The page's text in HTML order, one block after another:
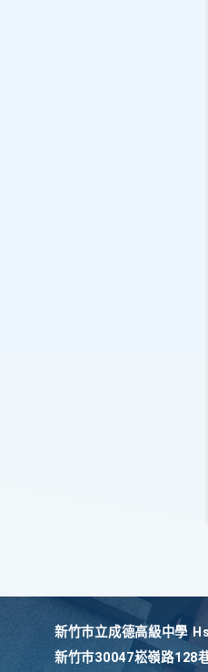
新竹巿立成德高級中
新竹巿30047崧嶺路128